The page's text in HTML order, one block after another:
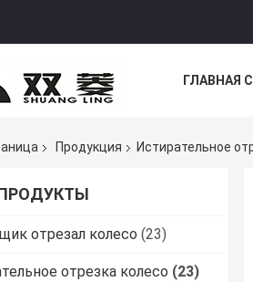
ГЛАВНАЯ
Продукция Истирательное
отрезал колесо (23)
отрезка колесо (23)